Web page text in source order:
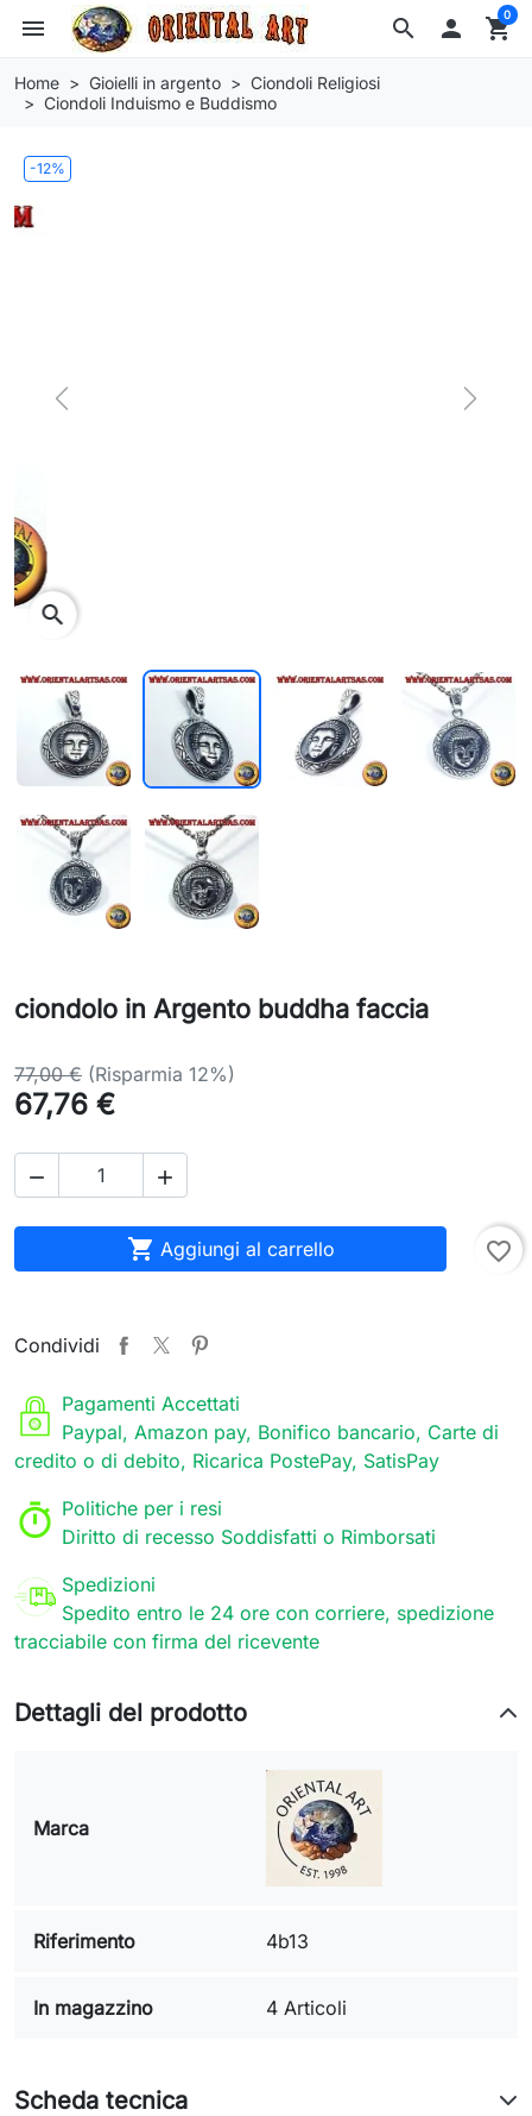
search
menu  shopping_cart
0
Home Gioielli in argento
Ciondoli Religiosi
Ciondoli Induismo e Buddismo
-12%
Previous Next
ciondolo in Argento buddha faccia
77,00 € (Risparmia 12%)
67,76 €
 
 Aggiungi al carrello favorite_border
Condividi
Pagamenti Accettati
Paypal, Amazon pay, Bonifico bancario, Carte di
credito o di debito, Ricarica PostePay, SatisPay
Politiche per i resi
Diritto di recesso Soddisfatti o Rimborsati
Spedizioni
Spedito entro le 24 ore con corriere, spedizione
tracciabile con firma del ricevente
Dettagli del prodotto
Marca
Riferimento 4b13
In magazzino 4 Articoli
Scheda tecnica